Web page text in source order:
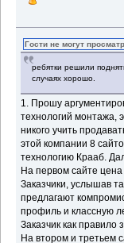
Гости не могут
ребятки решили
случаях хорошо.
1. Прошу
технологий монтажа,
никого учить
этой компании 8
технологию Крааб.
На первом сайте
Заказчики, услышав
предлагают
профиль и классную
Заказчик как
На втором и третьем